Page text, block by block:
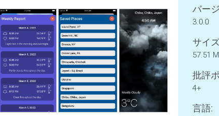
バー
3.0.0
サイ
57.51
批評
4+
言語: